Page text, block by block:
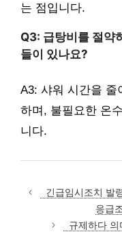
는 점입니다.
Q3: 급탕비를 절약
들이 있나요?
A3: 샤워 시간을 줄
하며, 불필요한 온
니다.
긴급임시조치 발
응급
규제하다